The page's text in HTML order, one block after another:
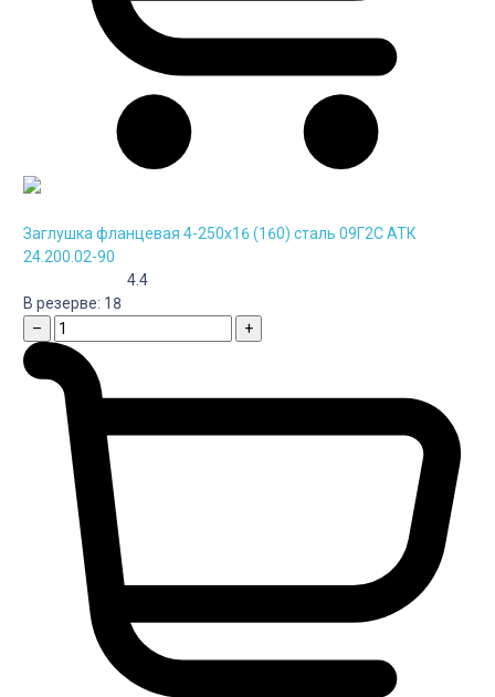
Заглушка фланцевая 4-250х16 (160) сталь 09Г2С АТК
24.200.02-90
4.4
В резерве: 18
–
+